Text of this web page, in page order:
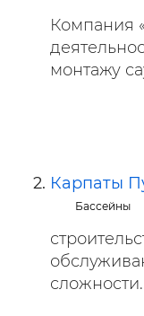
Компания
монтажу
Карпаты
Бассейны